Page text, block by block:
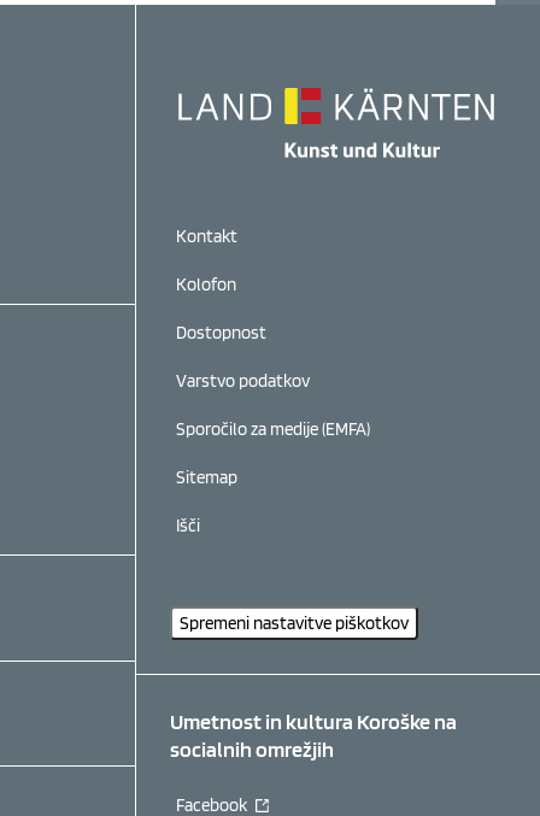
Kontakt
Kolofon
Dostopnost
Varstvo podatkov
Sporočilo za medije (EMFA)
Sitemap
Išči
Spremeni nastavitve piškotkov
Umetnost in kultura Koroške na
socialnih omrežjih
Facebook